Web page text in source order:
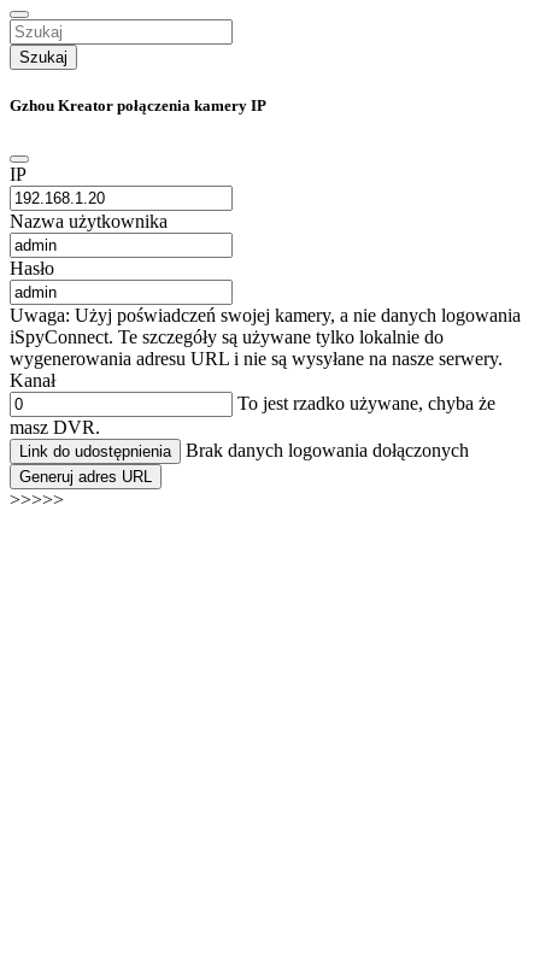
Szukaj
Gzhou Kreator połączenia kamery IP
IP
Nazwa użytkownika
Hasło
Uwaga: Użyj poświadczeń swojej kamery, a nie danych logowania
iSpyConnect. Te szczegóły są używane tylko lokalnie do
wygenerowania adresu URL i nie są wysyłane na nasze serwery.
Kanał
To jest rzadko używane, chyba że
masz DVR.
Link do udostępnienia Brak danych logowania dołączonych
Generuj adres URL
>>>>>